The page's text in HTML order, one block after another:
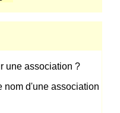
une association ?
nom d'une association